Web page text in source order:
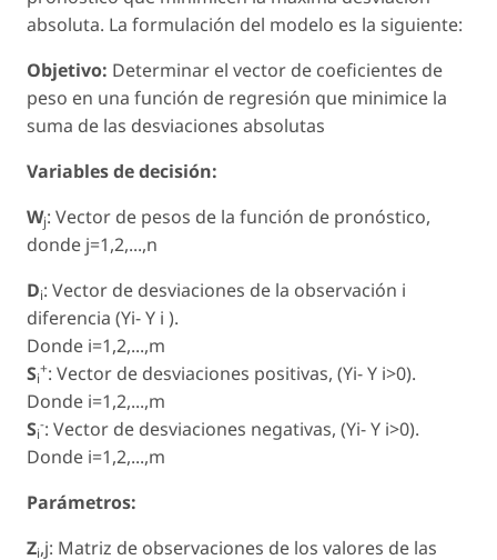
absoluta. La formulación del modelo es la siguiente:
Objetivo: Determinar el vector de coeficientes de
peso en una función de regresión que minimice la
suma de las desviaciones absolutas
Variables de decisión:
Wj: Vector de pesos de la función de pronóstico,
donde j=1,2,...,n
Di: Vector de desviaciones de la observación i
diferencia (Yi- Y i ).
Donde i=1,2,...,m
Si
+: Vector de desviaciones positivas, (Yi- Y i>0).
Donde i=1,2,...,m
Si
-: Vector de desviaciones negativas, (Yi- Y i>0).
Donde i=1,2,...,m
Parámetros:
Zi,j: Matriz de observaciones de los valores de las